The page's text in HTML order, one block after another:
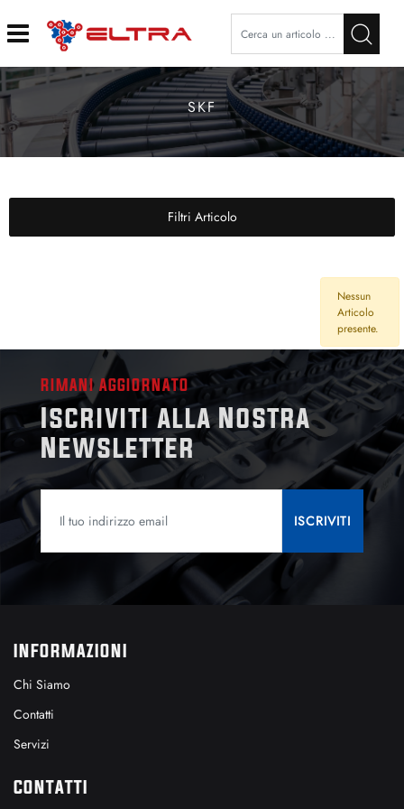
Open
SKF
Filtri Articolo
Nessun
Articolo
presente.
RIMANI AGGIORNATO
Iscriviti alla Nostra
Newsletter
INFORMAZIONI
Chi Siamo
Contatti
Servizi
CONTATTI